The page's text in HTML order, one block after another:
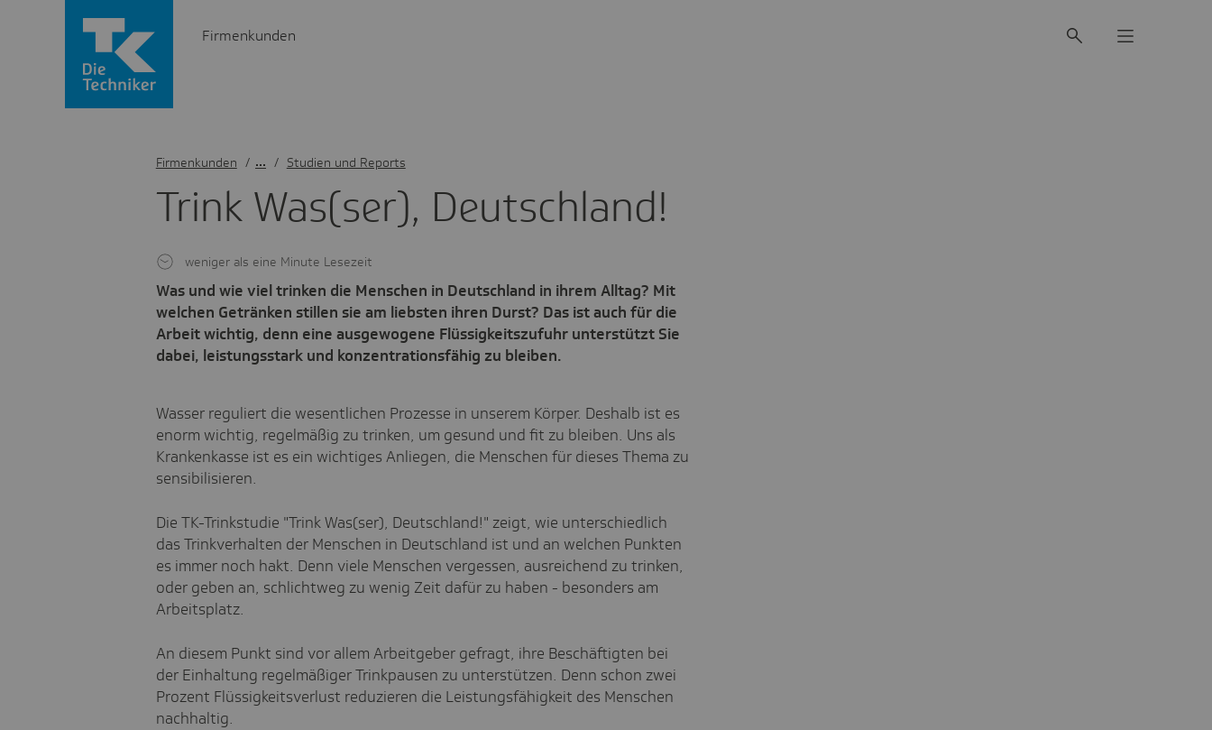
Firmenkunden
Trink Was(­ser), Deutsch­land!
Was und wie viel trinken die Menschen in Deutschland in ihrem Alltag? Mit
welchen Getränken stillen sie am liebsten ihren Durst? Das ist auch für die
Arbeit wichtig, denn eine ausgewogene Flüssigkeitszufuhr unterstützt Sie
dabei, leistungsstark und konzentrationsfähig zu bleiben.
weniger als eine Minute Lesezeit
Firmenkunden / Studien und Reports
Wasser reguliert die wesentlichen Prozesse in unserem Körper. Deshalb ist es
enorm wichtig, regelmäßig zu trinken, um gesund und fit zu bleiben. Uns als
Krankenkasse ist es ein wichtiges Anliegen, die Menschen für dieses Thema zu
sensibilisieren.
Die TK-Trinkstudie "Trink Was(ser), Deutschland!" zeigt, wie unterschiedlich
das Trinkverhalten der Menschen in Deutschland ist und an welchen Punkten
es immer noch hakt. Denn viele Menschen vergessen, ausreichend zu trinken,
oder geben an, schlichtweg zu wenig Zeit dafür zu haben - besonders am
Arbeitsplatz.
An diesem Punkt sind vor allem Arbeitgeber gefragt, ihre Beschäftigten bei
der Einhaltung regelmäßiger Trinkpausen zu unterstützen. Denn schon zwei
Prozent Flüssigkeitsverlust reduzieren die Leistungsfähigkeit des Menschen
nachhaltig.